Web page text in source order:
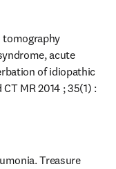
tomography
acute
of idiopathic
MR 2014 ; 35(1) :
Treasure